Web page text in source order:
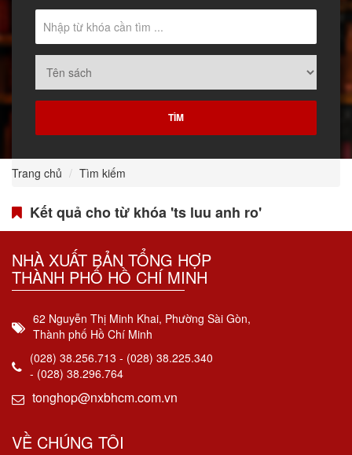
Trang chủ Tìm kiếm
Kết quả cho từ khóa 'ts luu anh ro'
NHÀ XUẤT BẢN TỔNG HỢP
THÀNH PHỐ HỒ CHÍ MINH
62 Nguyễn Thị Minh Khai, Phường Sài Gòn,
Thành phố Hồ Chí Minh
(028) 38.256.713 - (028) 38.225.340
- (028) 38.296.764
tonghop@nxbhcm.com.vn
VỀ CHÚNG TÔI